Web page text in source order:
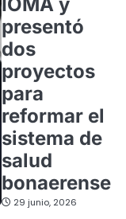
presentó
dos
proyectos
para
reformar el
sistema de
salud
bonaerense
29 junio, 2026